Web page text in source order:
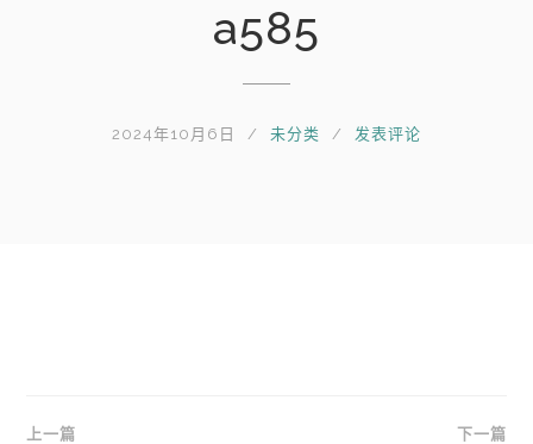
a585
2024年10月6日 未分类 发表评论
文
上一篇 下一篇